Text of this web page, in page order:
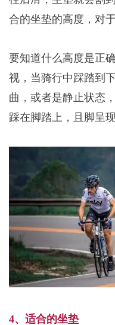
合的坐垫的高度，对
要知道什么高度是正
视，当骑行中踩踏到
曲，或者是静止状态
踩在脚踏上，且脚呈现
4、适合的坐垫